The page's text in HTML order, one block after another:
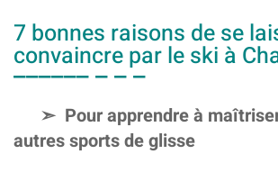
7 bonnes raisons de se
convaincre par le ski à
Pour apprendre à
autres sports de glisse